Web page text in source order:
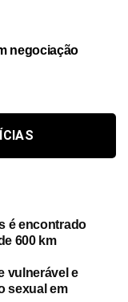
negociação
é encontrado
600 km
vulnerável e
sexual em